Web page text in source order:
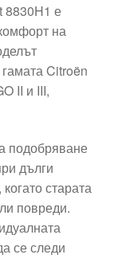
8830H1 е
на
Citroën
II и III,
подобряване
дълги
старата
повреди.
се следи